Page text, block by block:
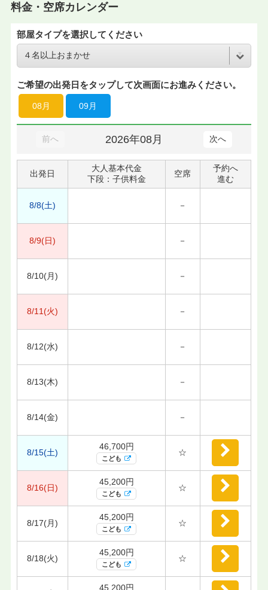
料金・空席カレンダー
部屋タイプを選択してください
ご希望の出発日をタップして次画面にお進みください。
08月 09月
前へ 2026年08月 次へ
出発日
大人基本代金
下段：子供料金
空席
予約へ
進む
8/8(土) －
8/9(日) －
8/10(月) －
8/11(火) －
8/12(水) －
8/13(木) －
8/14(金) －
8/15(土)
46,700円
こども
☆
8/16(日)
45,200円
こども
☆
8/17(月)
45,200円
こども
☆
8/18(火)
45,200円
こども
☆
45,200円